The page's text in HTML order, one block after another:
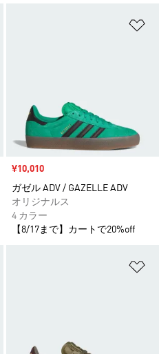
セール価格
¥10,010
ガゼル ADV / GAZELLE ADV
オリジナルス
4 カラー
【8/17まで】カートで20%off